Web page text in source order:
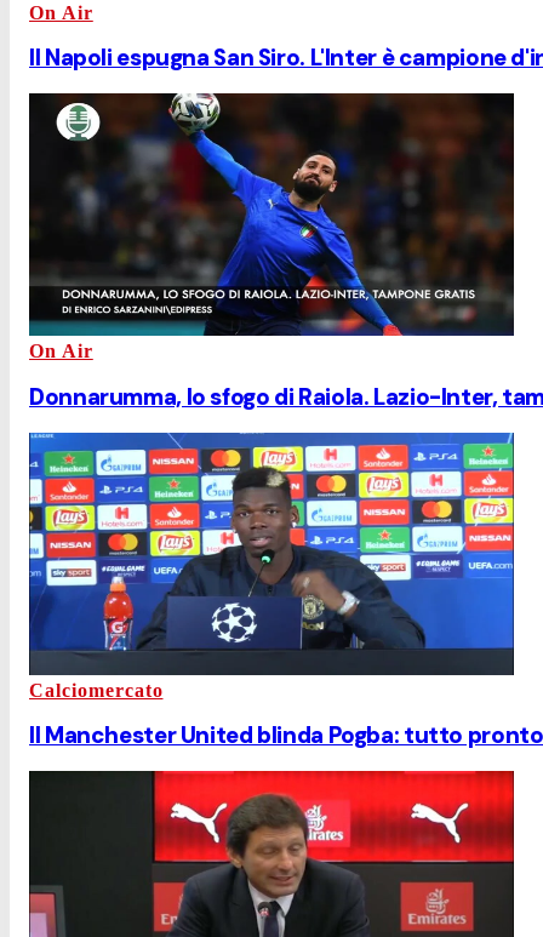
On Air
Il Napoli espugna San Siro. L'Inter è campione
On Air
Donnarumma, lo sfogo di Raiola. Lazio-Inter,
Calciomercato
Il Manchester United blinda Pogba: tutto